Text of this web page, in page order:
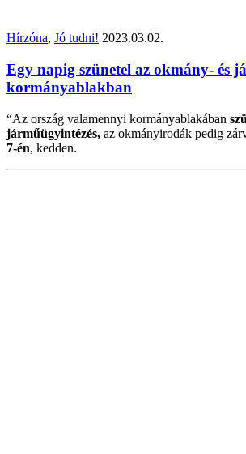
Hírzóna, Jó tudni! 2023.03.02.
Egy napig szünetel az okmány- és
kormányablakban
“Az ország valamennyi kormányablakában
járműügyintézés, az okmányirodák pedig
7-én, kedden.